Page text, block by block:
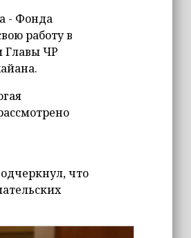
- Фонда
работу в
Главы ЧР
что